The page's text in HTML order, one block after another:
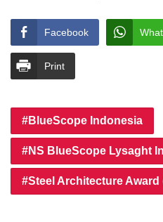
Facebook
Print
BlueScope Indonesia
NS BlueScope Lysaght
Steel Architecture Award